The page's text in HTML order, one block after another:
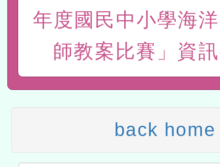
t」
有關大陸委員會函釋公務
赴陸應申請許可一案
轉知經濟部水利署委託財
研究院辦理「115年表揚
位及節水達人選拔活動」
115年8月22日(星期六)辦
航」
本校115學年度第2次代理
結果公告(無人報名，續辦
適應運動共學行動站研習
本館辦理115年度閱讀磐
年度國民中小學海
師教案比賽」資
back home